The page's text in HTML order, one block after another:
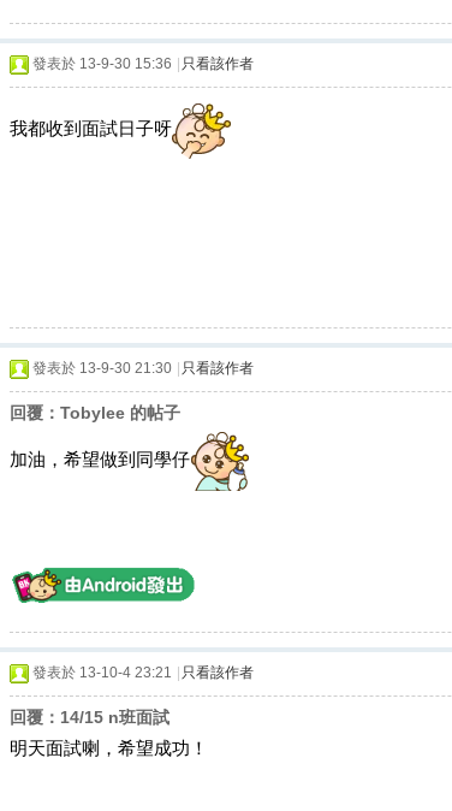
發表於 13-9-30 15:36 只看該作者
我都收到面試日子呀
發表於 13-9-30 21:30 只看該作者
回覆：Tobylee 的帖子
加油，希望做到同學仔
發表於 13-10-4 23:21 只看該作者
回覆：14/15 n班面試
明天面試喇，希望成功！